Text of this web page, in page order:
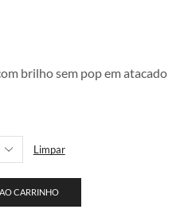
brilho sem pop em atacado
Limpar
CARRINHO